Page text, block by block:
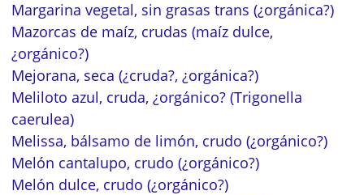
Margarina vegetal, sin grasas trans (¿orgánica?)
Mazorcas de maíz, crudas (maíz dulce,
¿orgánico?)
Mejorana, seca (¿cruda?, ¿orgánica?)
Meliloto azul, cruda, ¿orgánico? (Trigonella
caerulea)
Melissa, bálsamo de limón, crudo (¿orgánico?)
Melón cantalupo, crudo (¿orgánico?)
Melón dulce, crudo (¿orgánico?)